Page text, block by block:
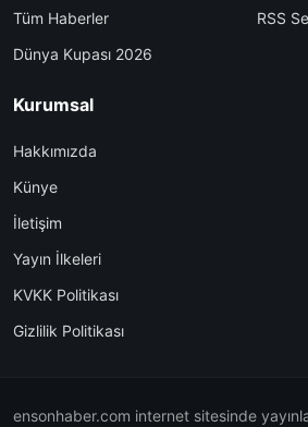
Tüm Haberler
Dünya Kupası 2026
RSS
Kurumsal
Hakkımızda
Künye
İletişim
Yayın İlkeleri
KVKK Politikası
Gizlilik Politikası
ensonhaber.com internet sitesinde